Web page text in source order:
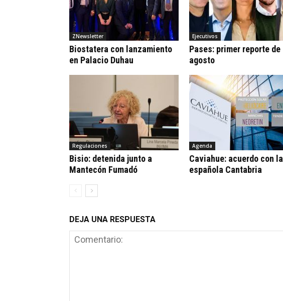
ZNewsletter
Biostatera con lanzamiento
en Palacio Duhau
Ejecutivos
Pases: primer reporte de
agosto
Regulaciones
Bisio: detenida junto a
Mantecón Fumadó
Agenda
Caviahue: acuerdo con la
española Cantabria
DEJA UNA RESPUESTA